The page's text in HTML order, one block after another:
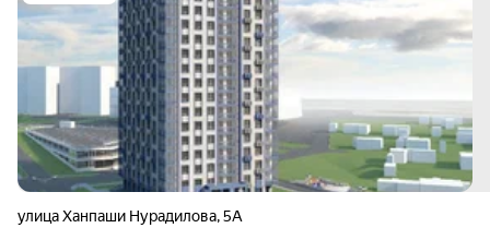
улица Ханпаши Нурадилова,5А